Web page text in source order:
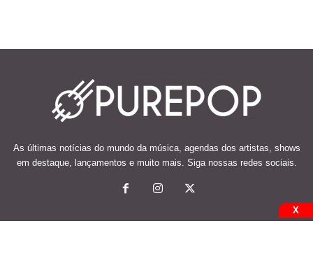
As últimas notícias do mundo da música, agendas dos artistas, shows
em destaque, lançamentos e muito mais. Siga nossas redes sociais.
X